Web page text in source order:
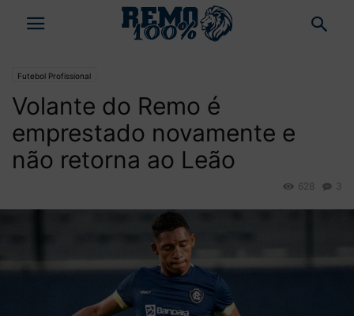
Futebol Profissional
Volante do Remo é
emprestado novamente e
não retorna ao Leão
3
628